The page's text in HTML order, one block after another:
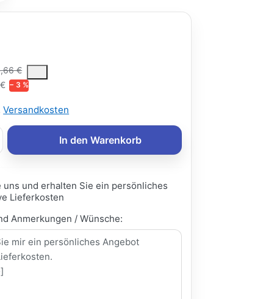
€
is the median selling price paid by customers for a product,
− 3 %
Versandkosten
In den Warenkorb
uns und erhalten Sie ein persönliches
Lieferkosten
Anmerkungen / Wünsche: